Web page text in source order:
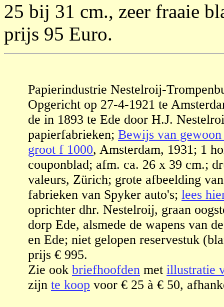
25 bij 31 cm., zeer fraaie
prijs 95 Euro.
Papierindustrie Nestelroij-
Opgericht op 27-4-1921 te
de in 1893 te Ede door H.J.
papierfabrieken; Bewijs van
groot f 1000, Amsterdam, 1931; 1
couponblad; afm. ca. 26 x 39 cm.;
valeurs, Zürich; grote afbeelding
fabrieken van Spyker auto's; lees
oprichter dhr. Nestelroij, graan
dorp Ede, alsmede de wapens van
en Ede; niet gelopen reservestuk
prijs € 995.
Zie ook briefhoofden met illustratie
zijn te koop voor € 25 à € 50,